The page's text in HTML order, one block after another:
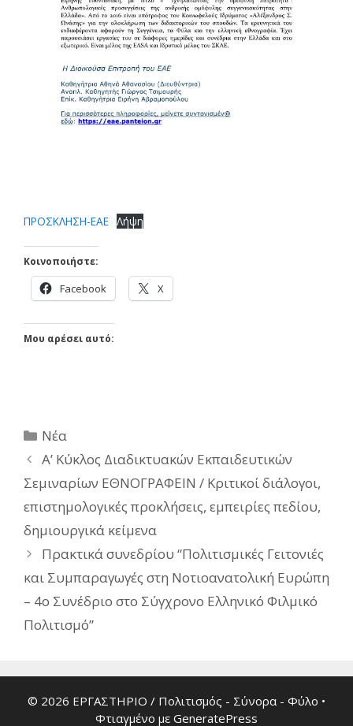
ΠΡΟΣΚΛΗΣΗ-ΕΑΕ Λήψη
Κοινοποιήστε:
Facebook X
Μου αρέσει αυτό:
Κατηγορίες
Νέα
A’ Κύκλος Διαδικτυακών Εκπαιδευτικών
Σεμιναρίων ΕΘΝΟΓΡΑΦΕΙΝ / Κριτικοί διάλογοι,
επιστημολογικές προκλήσεις, εμπειρίες πεδίου,
δημιουργικά κείμενα
Πρακτικά συνεδρίου “Πολιτισμικές Γειτονιές
και Συμπαραγωγές στη Νοτιοανατολική Ευρώπη
– 4ο Συνέδριο στο Σύγχρονο Ελληνικό Φιλμικό
Πολιτισμό”
© 2026 ΕΡΓΑΣΤΗΡΙΟ / Πολιτισμός - Σύνορα - Φύλο •
Φτιαγμένο με GeneratePress